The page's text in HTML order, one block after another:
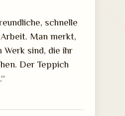
schnelle
Man merkt,
Werk sind, die ihr
Der Teppich